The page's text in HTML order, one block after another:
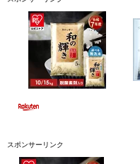
スポンサーリンク